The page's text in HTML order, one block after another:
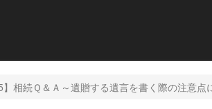
】相続Ｑ＆Ａ～遺贈する遺言を書く際の注意